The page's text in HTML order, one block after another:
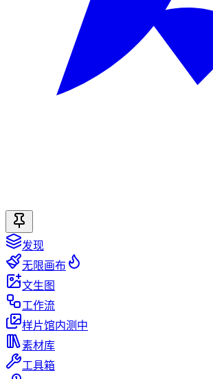
发现
无限画布
文生图
工作流
样片馆内测中
素材库
工具箱